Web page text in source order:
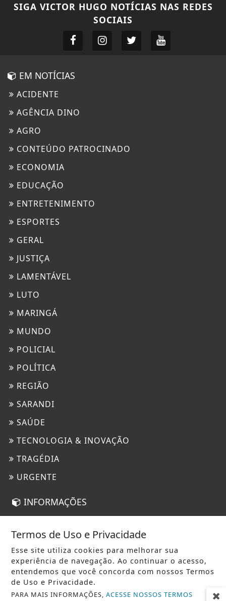
SIGA VICTOR HUGO NOTÍCIAS NAS REDES
SOCIAIS
EM NOTÍCIAS
ACIDENTE
AGÊNCIA DINO
AGRO
CONTEÚDO PATROCINADO
ECONOMIA
EDUCAÇÃO
ENTRETENIMENTO
ESPORTES
GERAL
JUSTIÇA
LAMENTÁVEL
LUTO
MARINGÁ
MUNDO
POLICIAL
POLÍTICA
REGIÃO
SARANDI
SAÚDE
TECNOLOGIA & INOVAÇÃO
TRAGÉDIA
URGENTE
INFORMAÇÕES
TERMOS DE USO E PRIVACIDADE
SOBRE
Termos de Uso e Privacidade
Esse site utiliza cookies para melhorar sua
experiência de navegação. Ao continuar o acesso,
entendemos que você concorda com nossos Termos
de Uso e Privacidade.
PARA MAIS INFORMAÇÕES,ACESSE NOSSOS TERMOS